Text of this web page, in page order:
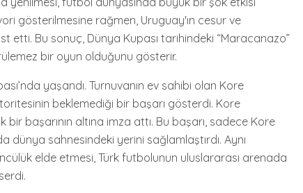
gösterilmesine rağmen, Uruguay'ın cesur ve
etti. Bu sonuç, Dünya Kupası tarihindeki “Maracanazo”
bir oyun olduğunu gösterir.
yaşandı. Turnuvanın ev sahibi olan Kore
beklemediği bir başarı gösterdi. Kore
başarının altına imza attı. Bu başarı, sadece Kore
sahnesindeki yerini sağlamlaştırdı. Aynı
elde etmesi, Türk futbolunun uluslararası arenada